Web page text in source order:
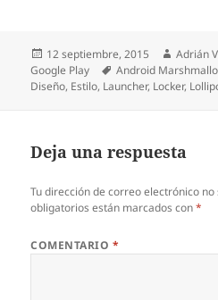
Publicado
el
12 septiembre, 2015 Autor
Adrián
Google Play
Etiquetas
Android
Diseño, Estilo, Launcher, Locker,
Deja una respuesta
Tu dirección de correo electrónico
obligatorios están marcados con*
COMENTARIO *